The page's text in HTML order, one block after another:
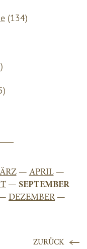
(134)
— APRIL—
— SEPTEMBER
DEZEMBER—
ZURÜCK